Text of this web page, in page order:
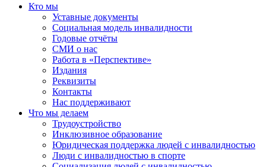
Кто мы
Уставные документы
Социальная модель инвалидности
Годовые отчёты
СМИ о нас
Работа в «Перспективе»
Издания
Реквизиты
Контакты
Нас поддерживают
Что мы делаем
Трудоустройство
Инклюзивное образование
Юридическая поддержка людей с инвалидностью
Люди с инвалидностью в спорте